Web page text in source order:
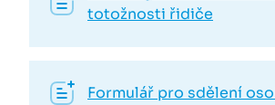
totožnosti řidiče
Formulář pro sdělení